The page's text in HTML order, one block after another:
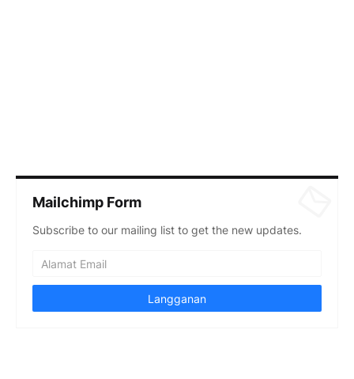
Mailchimp Form
Subscribe to our mailing list to get the new updates.